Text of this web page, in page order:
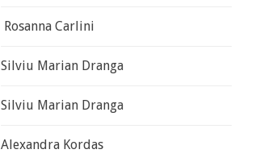
Rosanna Carlini
Silviu Marian Dranga
Silviu Marian Dranga
Alexandra Kordas